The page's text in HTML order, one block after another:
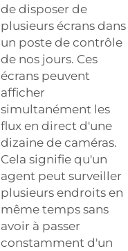
de disposer de
plusieurs écrans dans
un poste de contrôle
de nos jours. Ces
écrans peuvent
afficher
simultanément les
flux en direct d'une
dizaine de caméras.
Cela signifie qu'un
agent peut surveiller
plusieurs endroits en
même temps sans
avoir à passer
constamment d'un